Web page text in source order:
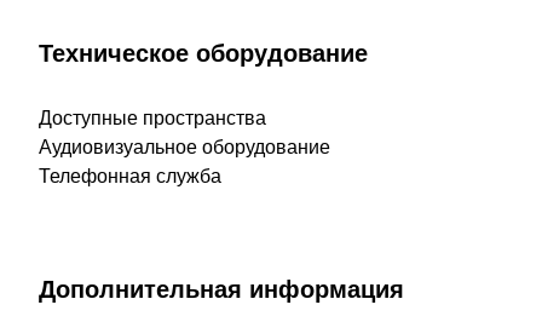
Техническое оборудование
Доступные пространства
Аудиовизуальное оборудование
Телефонная служба
Дополнительная информация